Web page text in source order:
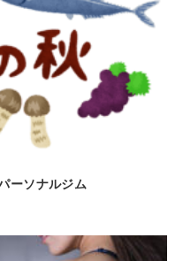
ーソナルジム